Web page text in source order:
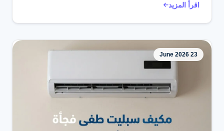
اقرأ المزيد
23 June 2026